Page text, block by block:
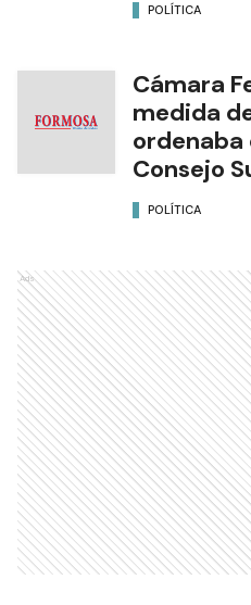
POLÍTICA
Cámara
medida
ordenaba
Consejo
POLÍTICA
Ads